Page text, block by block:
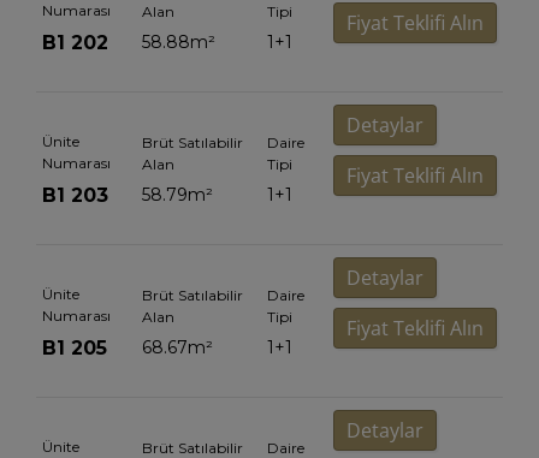
Numarası
B1 202
Alan
58.88m²
Tipi
1+1
Fiyat Teklifi Alın
Ünite
Numarası
B1 203
Brüt Satılabilir
Alan
58.79m²
Daire
Tipi
1+1
Detaylar
Fiyat Teklifi Alın
Ünite
Numarası
B1 205
Brüt Satılabilir
Alan
68.67m²
Daire
Tipi
1+1
Detaylar
Fiyat Teklifi Alın
Ünite
Brüt Satılabilir
Daire
Detaylar